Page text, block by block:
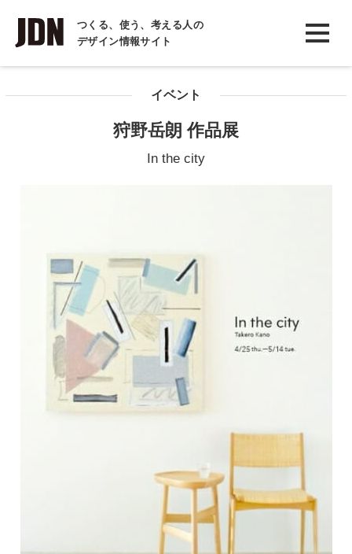
つくる、使う、考える人の
デザイン情報サイト
INTERVIEW
インタビュー
イベント
狩野岳朗 作品展
In the city